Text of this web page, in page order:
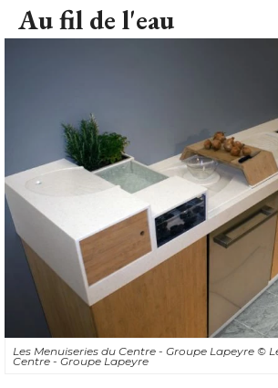
Au fil de l'eau
Les Menuiseries du Centre - Groupe Lapeyre ©
Centre - Groupe Lapeyre